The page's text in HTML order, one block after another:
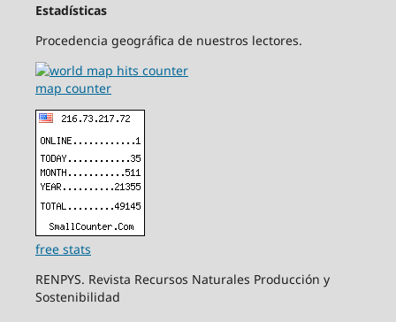
Estadísticas
Procedencia geográfica de nuestros lectores.
map counter
free stats
RENPYS. Revista Recursos Naturales Producción y
Sostenibilidad